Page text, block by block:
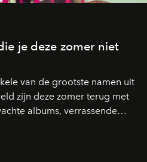
je deze zomer niet
van de grootste namen uit
zijn deze zomer terug met
albums, verrassende
missen.